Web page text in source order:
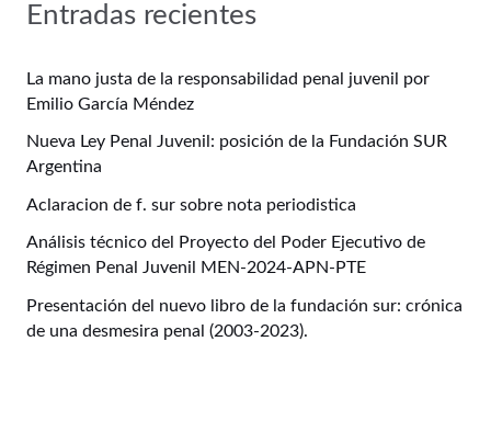
Entradas recientes
La mano justa de la responsabilidad penal juvenil por
Emilio García Méndez
Nueva Ley Penal Juvenil: posición de la Fundación SUR
Argentina
Aclaracion de f. sur sobre nota periodistica
Análisis técnico del Proyecto del Poder Ejecutivo de
Régimen Penal Juvenil MEN-2024-APN-PTE
Presentación del nuevo libro de la fundación sur: crónica
de una desmesira penal (2003-2023).